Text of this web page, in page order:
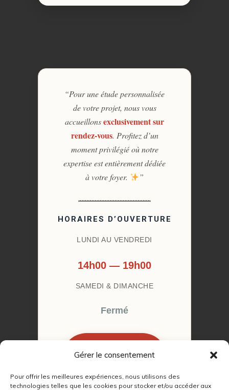
Gérer le consentement
Pour offrir les meilleures expériences, nous utilisons des
technologies telles que les cookies pour stocker et/ou accéder aux
“Pour une étude personnalisée
de votre projet, nous vous
accueillonsexclusivement sur
rendez-vous. Profitez d’un
moment privilégié où notre
expertise est entièrement dédiée
à votre foyer.
”
HORAIRES D’OUVERTURE
LUNDI AU VENDREDI
14h00 — 19h00
SAMEDI & DIMANCHE
Fermé
RENDEZ-VOUS